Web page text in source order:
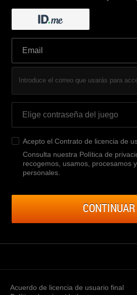
Introduce el correo que usarás para
Acepto el Contrato de licencia de
Consulta nuestra Política de
recogemos, usamos, procesamos
personales
CONTINUAR
Acuerdo de licencia de usuario final